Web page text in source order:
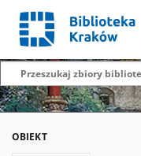
OBIEKT